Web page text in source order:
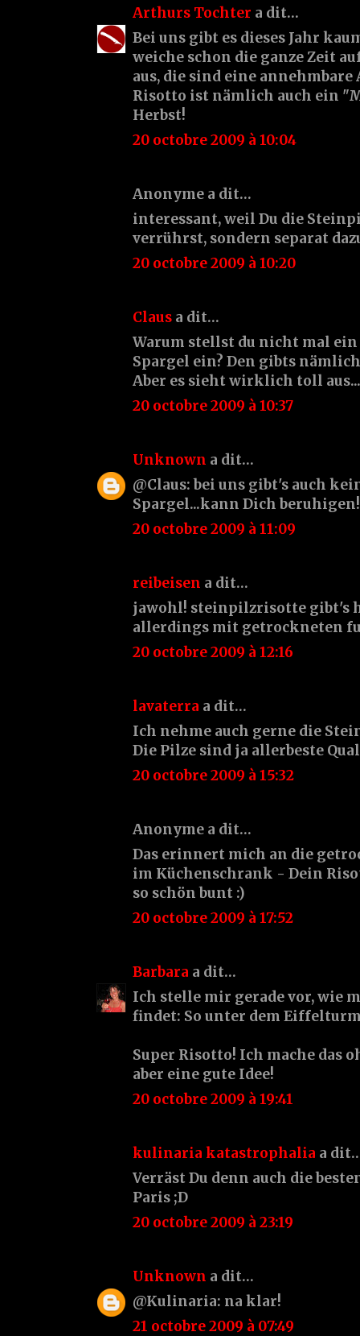
Arthurs Tochter a dit…
Bei uns gibt es dieses Jahr
weiche schon die ganze Zeit
aus, die sind eine
Risotto ist nämlich auch ein
Herbst!
20 octobre 2009 à 10:04
Anonyme a dit…
interessant, weil Du die
verrührst, sondern separat
20 octobre 2009 à 10:20
Claus a dit…
Warum stellst du nicht mal
Spargel ein? Den gibts
Aber es sieht wirklich toll aus...
20 octobre 2009 à 10:37
Unknown a dit…
@Claus: bei uns gibt's auch
Spargel...kann Dich beruhigen!
20 octobre 2009 à 11:09
reibeisen a dit…
jawohl! steinpilzrisotte gibt's
allerdings mit getrockneten
20 octobre 2009 à 12:16
lavaterra a dit…
Ich nehme auch gerne die
Die Pilze sind ja allerbeste
20 octobre 2009 à 15:32
Anonyme a dit…
Das erinnert mich an die
im Küchenschrank - Dein
so schön bunt :)
20 octobre 2009 à 17:52
Barbara a dit…
Ich stelle mir gerade vor, wie
findet: So unter dem
Super Risotto! Ich mache das
aber eine gute Idee!
20 octobre 2009 à 19:41
kulinaria katastrophalia a
Verräst Du denn auch die
Paris ;D
20 octobre 2009 à 23:19
Unknown a dit…
@Kulinaria: na klar!
21 octobre 2009 à 07:49